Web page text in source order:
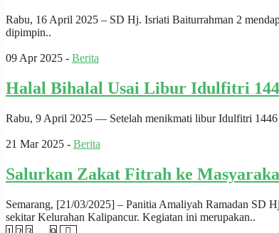
Rabu, 16 April 2025 – SD Hj. Isriati Baiturrahman 2
dipimpin..
09 Apr 2025 - Berita
Halal Bihalal Usai Libur Idulfitri
Rabu, 9 April 2025 — Setelah menikmati libur Idulfitri 1446
21 Mar 2025 - Berita
Salurkan Zakat Fitrah ke
Semarang, [21/03/2025] – Panitia Amaliyah Ramadan SD
sekitar Kelurahan Kalipancur. Kegiatan ini merupakan..